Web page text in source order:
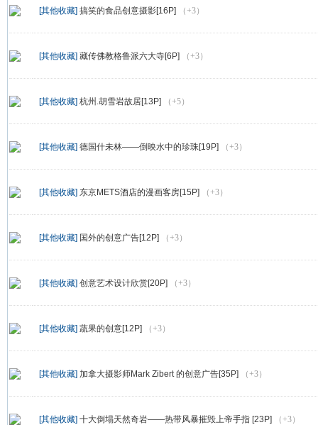
[其他收藏] 搞笑的食品创意摄影[16P] （+3）
[其他收藏] 藏传佛教格鲁派六大寺[6P] （+3）
[其他收藏] 杭州.胡雪岩故居[13P] （+5）
[其他收藏] 德国什未林——倒映水中的珍珠[19P] （+3）
[其他收藏] 东京METS酒店的漫画客房[15P] （+3）
[其他收藏] 国外的创意广告[12P] （+3）
[其他收藏] 创意艺术设计欣赏[20P] （+3）
[其他收藏] 蔬果的创意[12P] （+3）
[其他收藏] 加拿大摄影师Mark Zibert 的创意广告[35P] （+3）
[其他收藏] 十大倒塌天然奇岩——热带风暴摧毁上帝手指 [23P] （+3）